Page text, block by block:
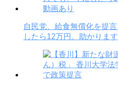
自民党、給食無償化を提
したら12万円。助かりま